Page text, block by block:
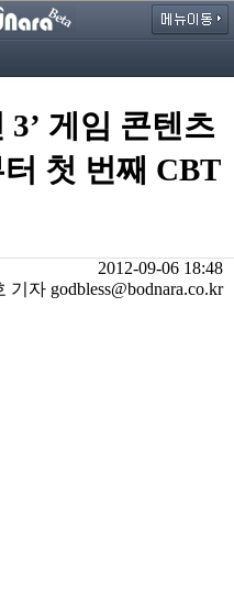
3’ 게임 콘텐츠
첫 번째 CBT
2012-09-06 18:48
기자 godbless@bodnara.co.kr